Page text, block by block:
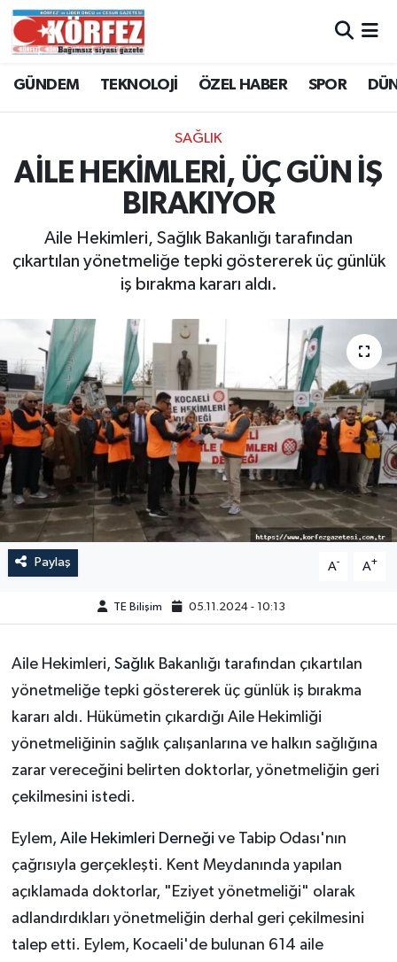
GÜNDEM TEKNOLOJİ ÖZEL HABER SPOR
SAĞLIK
AİLE HEKİMLERİ, ÜÇ GÜN İŞ
BIRAKIYOR
Aile Hekimleri, Sağlık Bakanlığı tarafından
çıkartılan yönetmeliğe tepki göstererek üç günlük
iş bırakma kararı aldı.
Paylaş A- A+
TE Bilişim 05.11.2024 - 10:13
Aile Hekimleri, SağlıkBakanlığı tarafından çıkartılan
yönetmeliğe tepki göstererek üç günlük iş bırakma
kararı aldı. Hükümetin çıkardığı Aile Hekimliği
yönetmeliğinin sağlık çalışanlarına ve halkın sağlığına
zarar vereceğini belirten doktorlar, yönetmeliğin geri
çekilmesini istedi.
Eylem, Aile Hekimleri Derneği ve Tabip Odası'nın
çağrısıyla gerçekleşti. Kent Meydanında yapılan
açıklamada doktorlar, "Eziyet yönetmeliği" olarak
adlandırdıkları yönetmeliğin derhal geri çekilmesini
talep etti. Eylem, Kocaeli'de bulunan 614 aile
Trafik Durumu
Süper Lig Puan Durumu ve Fikstür
Tüm Manşetler
Son Dakika Haberleri
Haber Arşivi